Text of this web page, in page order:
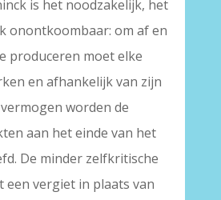
is het noodzakelijk, het
onontkoombaar: om af en
produceren moet elke
en afhankelijk van zijn
worden de
aan het einde van het
De minder zelfkritische
een vergiet in plaats van